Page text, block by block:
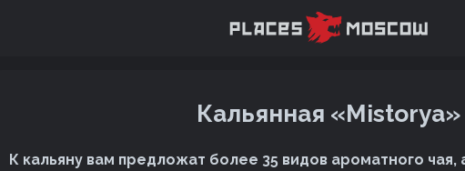
Кальянная «Mistorya»
К кальяну вам предложат более 35 видов ароматного чая,